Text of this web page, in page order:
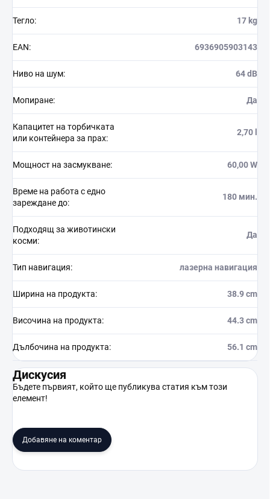
Тегло: 17 kg
EAN: 6936905903143
Ниво на шум: 64 dB
Мопиране: Да
Капацитет на торбичката
или контейнера за прах:
2,70 l
Мощност на засмукване: 60,00 W
Време на работа с едно
зареждане до:
180 мин.
Подходящ за животински
косми:
Да
Тип навигация: лазерна навигация
Ширина на продукта: 38.9 cm
Височина на продукта: 44.3 cm
Дълбочина на продукта: 56.1 cm
Дискусия
Бъдете първият, който ще публикува статия към този
елемент!
Добавяне на коментар